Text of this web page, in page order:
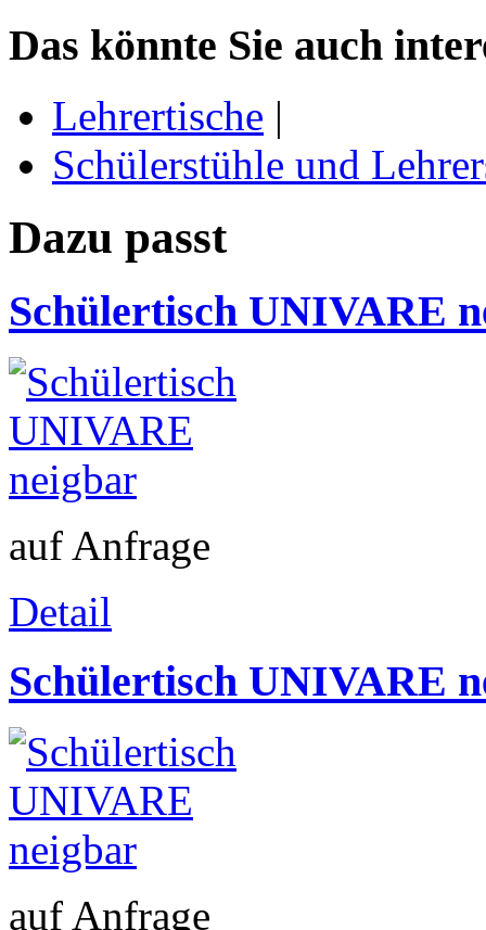
Das könnte Sie auch
Lehrertische |
Schülerstühle und
Dazu passt
Schülertisch UNIVARE
auf Anfrage
Detail
Schülertisch UNIVARE
auf Anfrage